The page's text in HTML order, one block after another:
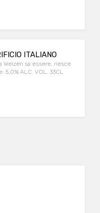
ITALIANO
Weizen sa essere, riesce
5,0% ALC. VOL. 33CL